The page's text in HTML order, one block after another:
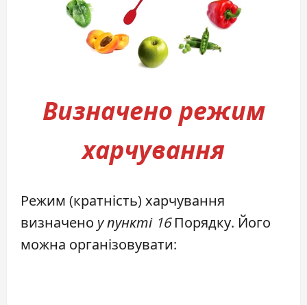
Визначено режим
харчування
Режим (кратність) харчування
визначено у пункті 16Порядку. Його
можна організовувати: